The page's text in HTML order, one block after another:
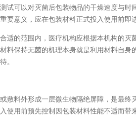
试可以对灭菌后包装物品的干燥速度与
要意义，应在包装材料正式投入使用前即
的范围内，医疗机构应根据本机构的灭
料保持无菌的机理本身就是利用材料自
。
料外形成一层微生物隔绝屏障，是最终
使用前预先控制因包装材料性能不适而